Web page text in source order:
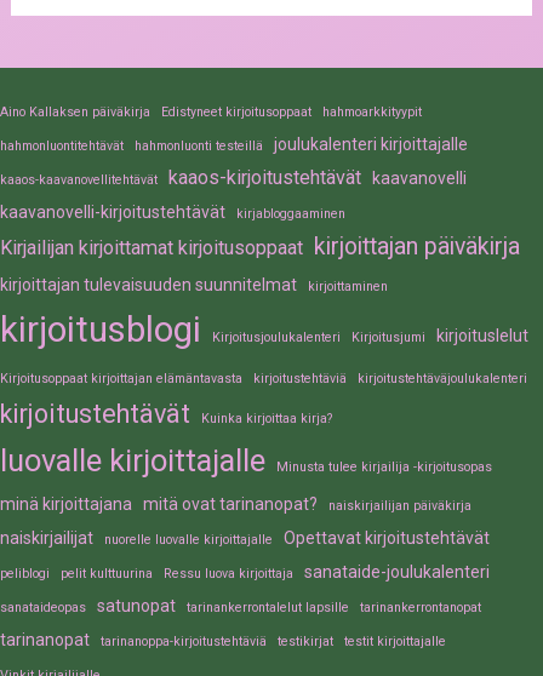
Aino Kallaksen päiväkirja Edistyneet kirjoitusoppaat hahmoarkkityypit
hahmonluontitehtävät hahmonluonti testeillä joulukalenteri kirjoittajalle
kaaos-kaavanovellitehtävät kaaos-kirjoitustehtävät
kaavanovelli
kaavanovelli-kirjoitustehtävät
kirjabloggaaminen
Kirjailijan kirjoittamat kirjoitusoppaat kirjoittajan päiväkirja
kirjoittajan tulevaisuuden suunnitelmat kirjoittaminen
kirjoitusblogi Kirjoitusjoulukalenteri Kirjoitusjumi kirjoituslelut
Kirjoitusoppaat kirjoittajan elämäntavasta kirjoitustehtäviä kirjoitustehtäväjoulukalenteri
kirjoitustehtävät Kuinka kirjoittaa kirja?
luovalle kirjoittajalle Minusta tulee kirjailija -kirjoitusopas
minä kirjoittajana mitä ovat tarinanopat? naiskirjailijan päiväkirja
naiskirjailijat nuorelle luovalle kirjoittajalle Opettavat kirjoitustehtävät
peliblogi pelit kulttuurina Ressu luova kirjoittaja sanataide-joulukalenteri
sanataideopas satunopat tarinankerrontalelut lapsille tarinankerrontanopat
tarinanopat tarinanoppa-kirjoitustehtäviä testikirjat testit kirjoittajalle